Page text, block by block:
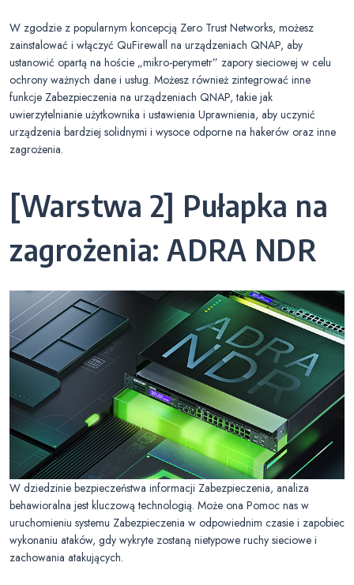
W zgodzie z popularnym koncepcją Zero Trust Networks, możesz
zainstalować i włączyć QuFirewall na urządzeniach QNAP, aby
ustanowić opartą na hoście „mikro-perymetr” zapory sieciowej w celu
ochrony ważnych dane i usług. Możesz również zintegrować inne
funkcje Zabezpieczenia na urządzeniach QNAP, takie jak
uwierzytelnianie użytkownika i ustawienia Uprawnienia, aby uczynić
urządzenia bardziej solidnymi i wysoce odporne na hakerów oraz inne
zagrożenia.
[Warstwa 2] Pułapka na
zagrożenia: ADRA NDR
W dziedzinie bezpieczeństwa informacji Zabezpieczenia, analiza
behawioralna jest kluczową technologią. Może ona Pomoc nas w
uruchomieniu systemu Zabezpieczenia w odpowiednim czasie i zapobiec
wykonaniu ataków, gdy wykryte zostaną nietypowe ruchy sieciowe i
zachowania atakujących.